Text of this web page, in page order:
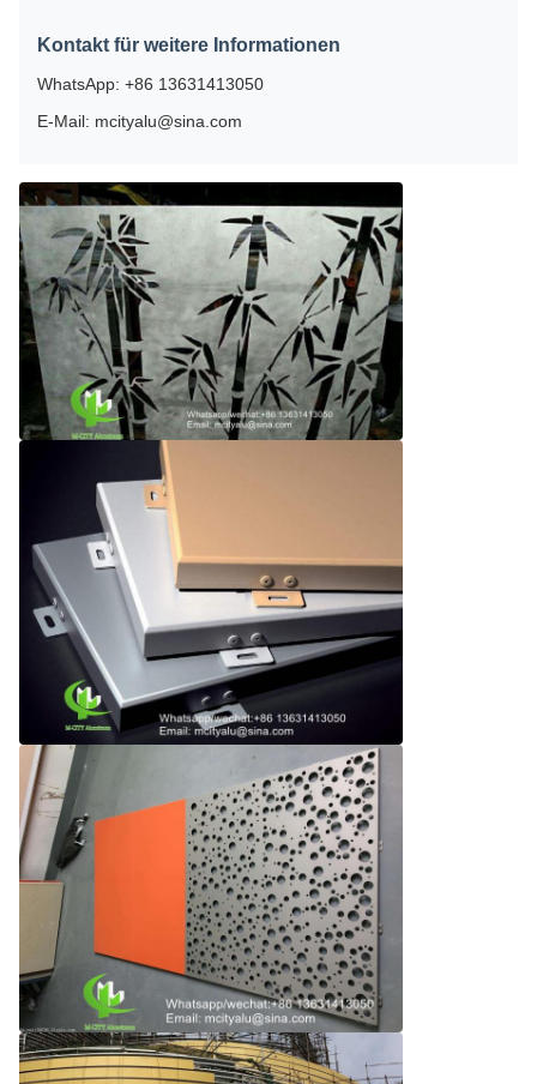
Kontakt für weitere Informationen
WhatsApp: +86 13631413050
E-Mail: mcityalu@sina.com